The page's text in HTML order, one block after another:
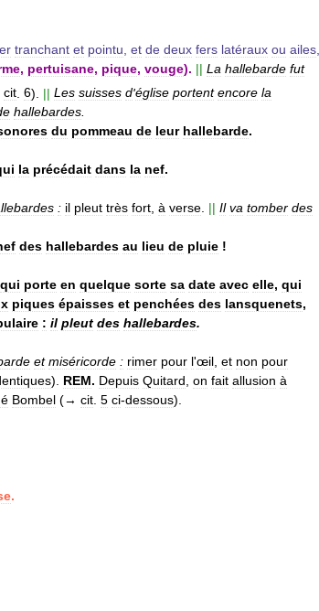
tranchant et pointu et de deux fers latéraux ou ailes
, pertuisane, pique, vouge). || La hallebarde fut
cit 6). || Les suisses d'église portent encore la
hallebardes.
du pommeau de leur hallebarde.
la précédait dans la nef.
: il pleut très fort, à verse. || Il va tomber des
des hallebardes au lieu de pluie !
qui porte en quelque sorte sa date avec elle, qui
piques épaisses et penchées des lansquenets,
: il pleut des hallebardes.
et miséricorde : rimer pour l'œil, et non pour
). REM. Depuis Quitard, on fait allusion à
Bombel (→ cit. 5 ci-dessous).
.